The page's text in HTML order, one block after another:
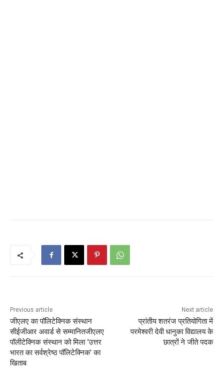
Previous article
जीएलए का पॉलिटेक्निक संस्थान
सीईजीआर अवार्ड से सम्मानितजीएलए
पॉलीटेक्निक संस्थान को मिला ‘उत्तर
भारत का सर्वश्रेष्ठ पॉलिटेक्निक’ का
खिताब
Next article
प्रांतीय शतरंज प्रतियोगिता में
परमेश्वरी देवी धानुका विद्यालय के
छात्रों ने जीते पदक